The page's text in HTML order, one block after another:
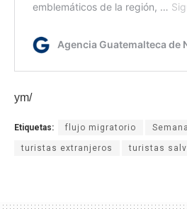
ym/
Etiquetas: flujo migratorio
turistas extranjeros turistas